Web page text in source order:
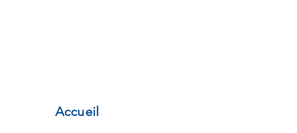
Accueil